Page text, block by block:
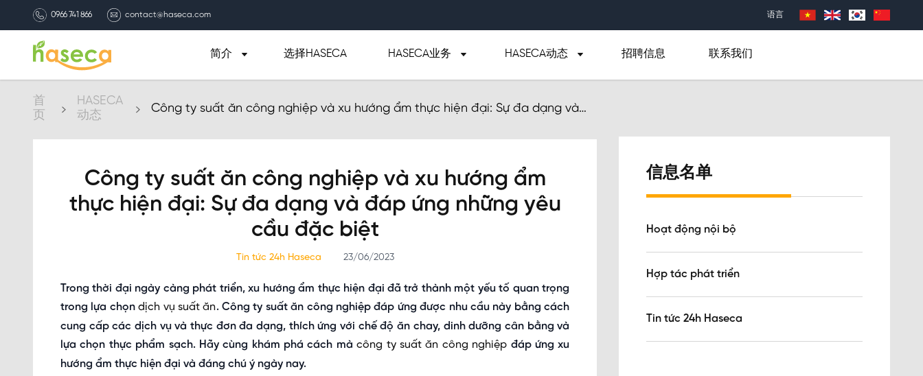
0966 741 866 contact@haseca.com 语言
简介 选择HASECA HASECA业务 HASECA动态 招聘信息 联系我们
首
页
HASECA
动态
Công ty suất ăn công nghiệp và xu hướng ẩm thực hiện đại: Sự đa dạng và
Công ty suất ăn công nghiệp và xu hướng ẩm
thực hiện đại: Sự đa dạng và đáp ứng những yêu
cầu đặc biệt
Tin tức 24h Haseca 23/06/2023
Trong thời đại ngày càng phát triển, xu hướng ẩm thực hiện đại đã trở thành một yếu tố quan trọng
trong lựa chọndịch vụ suất ăn. Công ty suất ăn công nghiệp đáp ứng được nhu cầu này bằng cách
cung cấp các dịch vụ và thực đơn đa dạng, thích ứng với chế độ ăn chay, dinh dưỡng cân bằng và
lựa chọn thực phẩm sạch. Hãy cùng khám phá cách màcông ty suất ăn công nghiệp đáp ứng xu
hướng ẩm thực hiện đại và đáng chú ý ngày nay.
信息名单
Hoạt động nội bộ
Hợp tác phát triển
Tin tức 24h Haseca